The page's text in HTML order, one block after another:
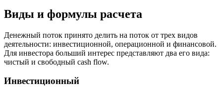
Виды и формулы расчета
Денежный поток принято делить на поток от трех видов
деятельности: инвестиционной, операционной и финансовой.
Для инвестора больший интерес представляют два его вида:
чистый и свободный cash flow.
Инвестиционный